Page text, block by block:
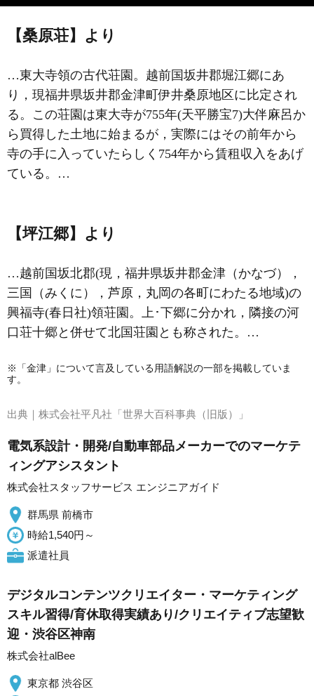
【桑原荘】より
…東大寺領の古代荘園。越前国坂井郡堀江郷にあ
り，現福井県坂井郡金津町伊井桑原地区に比定され
る。この荘園は東大寺が755年(天平勝宝7)大伴麻呂か
ら買得した土地に始まるが，実際にはその前年から
寺の手に入っていたらしく754年から賃租収入をあげ
ている。…
【坪江郷】より
…越前国坂北郡(現，福井県坂井郡金津（かなづ），
三国（みくに），芦原，丸岡の各町にわたる地域)の
興福寺(春日社)領荘園。上･下郷に分かれ，隣接の河
口荘十郷と併せて北国荘園とも称された。…
※「金津」について言及している用語解説の一部を掲載していま
す。
出典｜ 株式会社平凡社「世界大百科事典（旧版）」
電気系設計・開発/自動車部品メーカーでのマーケテ
ィングアシスタント
株式会社スタッフサービス エンジニアガイド
群馬県 前橋市
時給1,540円～
派遣社員
デジタルコンテンツクリエイター・マーケティング
スキル習得/育休取得実績あり/クリエイティブ志望歓
迎・渋谷区神南
株式会社alBee
東京都 渋谷区